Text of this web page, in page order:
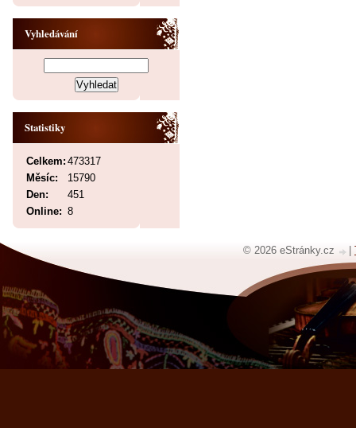
Vyhledávání
Statistiky
Online: 8
Celkem: 473317
Měsíc:
15790
Den:
451
© 2026 eStránky.cz